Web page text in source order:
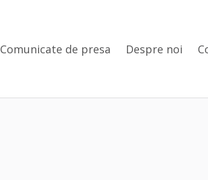
Comunicate de presa Despre noi